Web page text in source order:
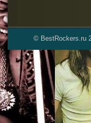
© BestRockers.ru